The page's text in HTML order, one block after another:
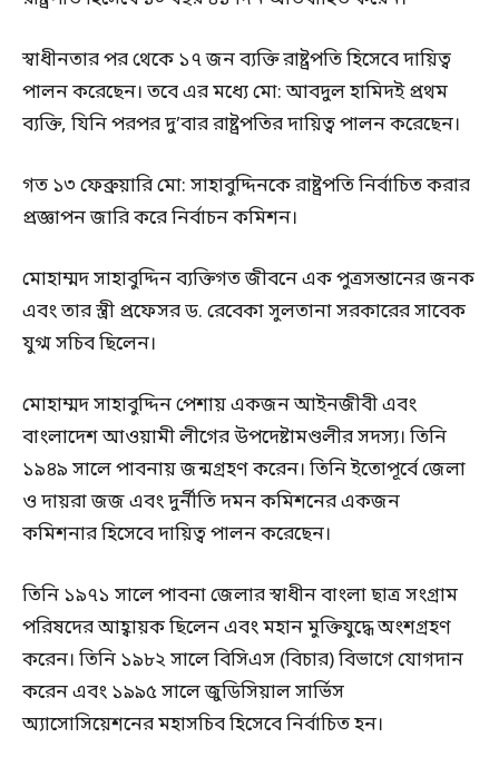
স্বাধীনতার পর থেকে ১৭ জন ব্যক্তি রাষ্ট্রপতি হিসেবে দায়িত্ব
পালন করেছেন। তবে এর মধ্যে মো: আবদুল হামিদই প্রথম
ব্যক্তি, যিনি পরপর দু’বার রাষ্ট্রপতির দায়িত্ব পালন করেছেন।
গত ১৩ ফেব্রুয়ারি মো: সাহাবুদ্দিনকে রাষ্ট্রপতি নির্বাচিত করার
প্রজ্ঞাপন জারি করে নির্বাচন কমিশন।
মোহাম্মদ সাহাবুদ্দিন ব্যক্তিগত জীবনে এক পুত্রসন্তানের জনক
এবং তার স্ত্রী প্রফেসর ড. রেবেকা সুলতানা সরকারের সাবেক
যুগ্ম সচিব ছিলেন।
মোহাম্মদ সাহাবুদ্দিন পেশায় একজন আইনজীবী এবং
বাংলাদেশ আওয়ামী লীগের উপদেষ্টামণ্ডলীর সদস্য। তিনি
১৯৪৯ সালে পাবনায় জন্মগ্রহণ করেন। তিনি ইতোপূর্বে জেলা
ও দায়রা জজ এবং দুর্নীতি দমন কমিশনের একজন
কমিশনার হিসেবে দায়িত্ব পালন করেছেন।
তিনি ১৯৭১ সালে পাবনা জেলার স্বাধীন বাংলা ছাত্র সংগ্রাম
পরিষদের আহ্বায়ক ছিলেন এবং মহান মুক্তিযুদ্ধে অংশগ্রহণ
করেন। তিনি ১৯৮২ সালে বিসিএস (বিচার) বিভাগে যোগদান
করেন এবং ১৯৯৫ সালে জুডিসিয়াল সার্ভিস
অ্যাসোসিয়েশনের মহাসচিব হিসেবে নির্বাচিত হন।